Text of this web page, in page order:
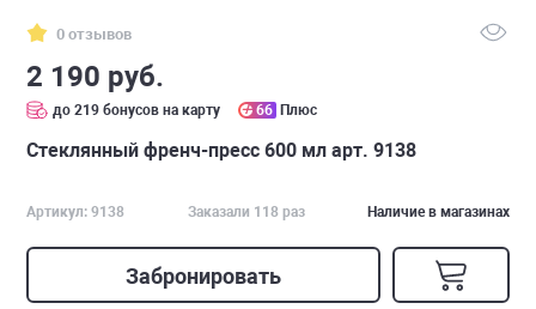
0 отзывов
2 190 руб.
до 219 бонусов на карту 66 Плюс
Стеклянный френч-пресс 600 мл арт. 9138
Артикул: 9138 Заказали 118 раз Наличие в магазинах
Забронировать